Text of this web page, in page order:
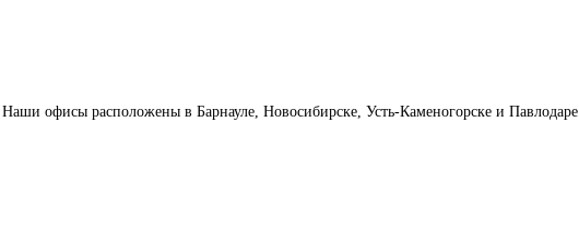
офисы расположены в Барнауле, Новосибирске, Усть-Каменогорске и Павлодаре